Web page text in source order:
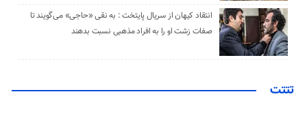
انتقاد کیهان از سریال پایتخت : به نقی «حاجی» می‌گویند تا
صفات زشت او را به افراد مذهبی نسبت بدهند
تتتت